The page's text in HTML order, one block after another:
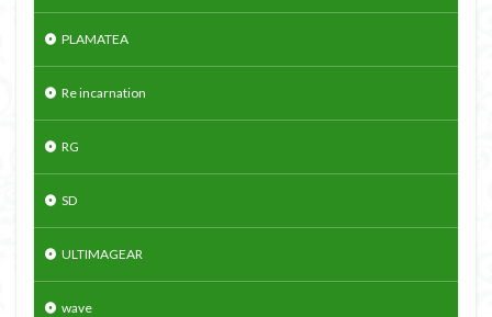
PLAMATEA
Re incarnation
RG
SD
ULTIMAGEAR
wave